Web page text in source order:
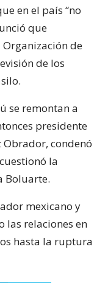
en el país “no
que
de
de los
se remontan a
presidente
Obrador, condenó
la
Boluarte.
mexicano y
las relaciones en
hasta la ruptura